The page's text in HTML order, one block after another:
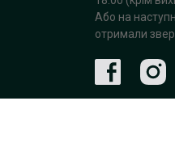
Або на
отримали